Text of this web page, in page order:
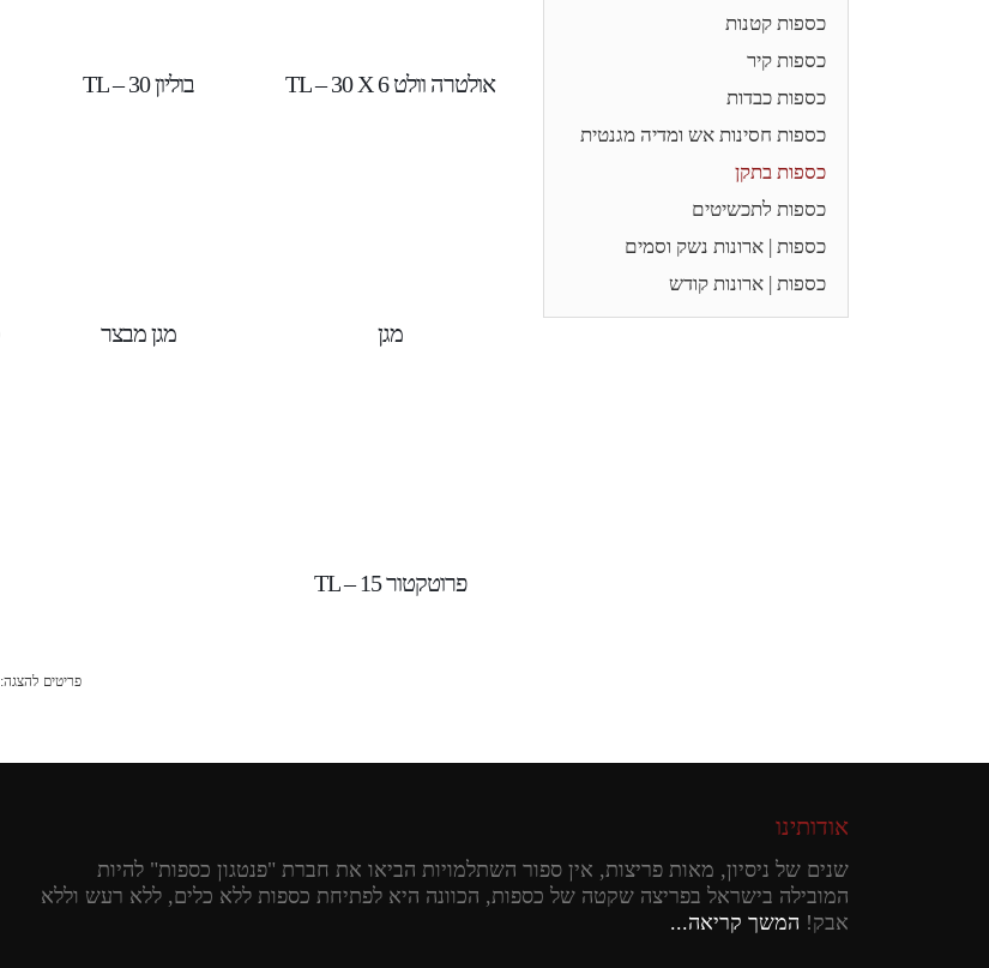
אולטרה וולט TL – 30 X 6 בוליון TL – 30
מגן מגן מבצר
פרוטקטור TL – 15
פריטים להצגה:
כספות קטנות
כספות קיר
כספות כבדות
כספות חסינות אש ומדיה מגנטית
כספות בתקן
כספות לתכשיטים
כספות | ארונות נשק וסמים
כספות | ארונות קודש
אודותינו
שנים של ניסיון, מאות פריצות, אין ספור השתלמויות הביאו את חברת "פנטגון כספות" להיות
המובילה בישראל בפריצה שקטה של כספות, הכוונה היא לפתיחת כספות ללא כלים, ללא רעש וללא
אבק! המשך קריאה...